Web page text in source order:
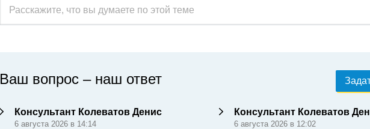
Ваш вопрос – наш ответ
Консультант Колеватов Денис
6 августа 2026 в 14:14
Консультант Колеватов
6 августа 2026 в 12:02